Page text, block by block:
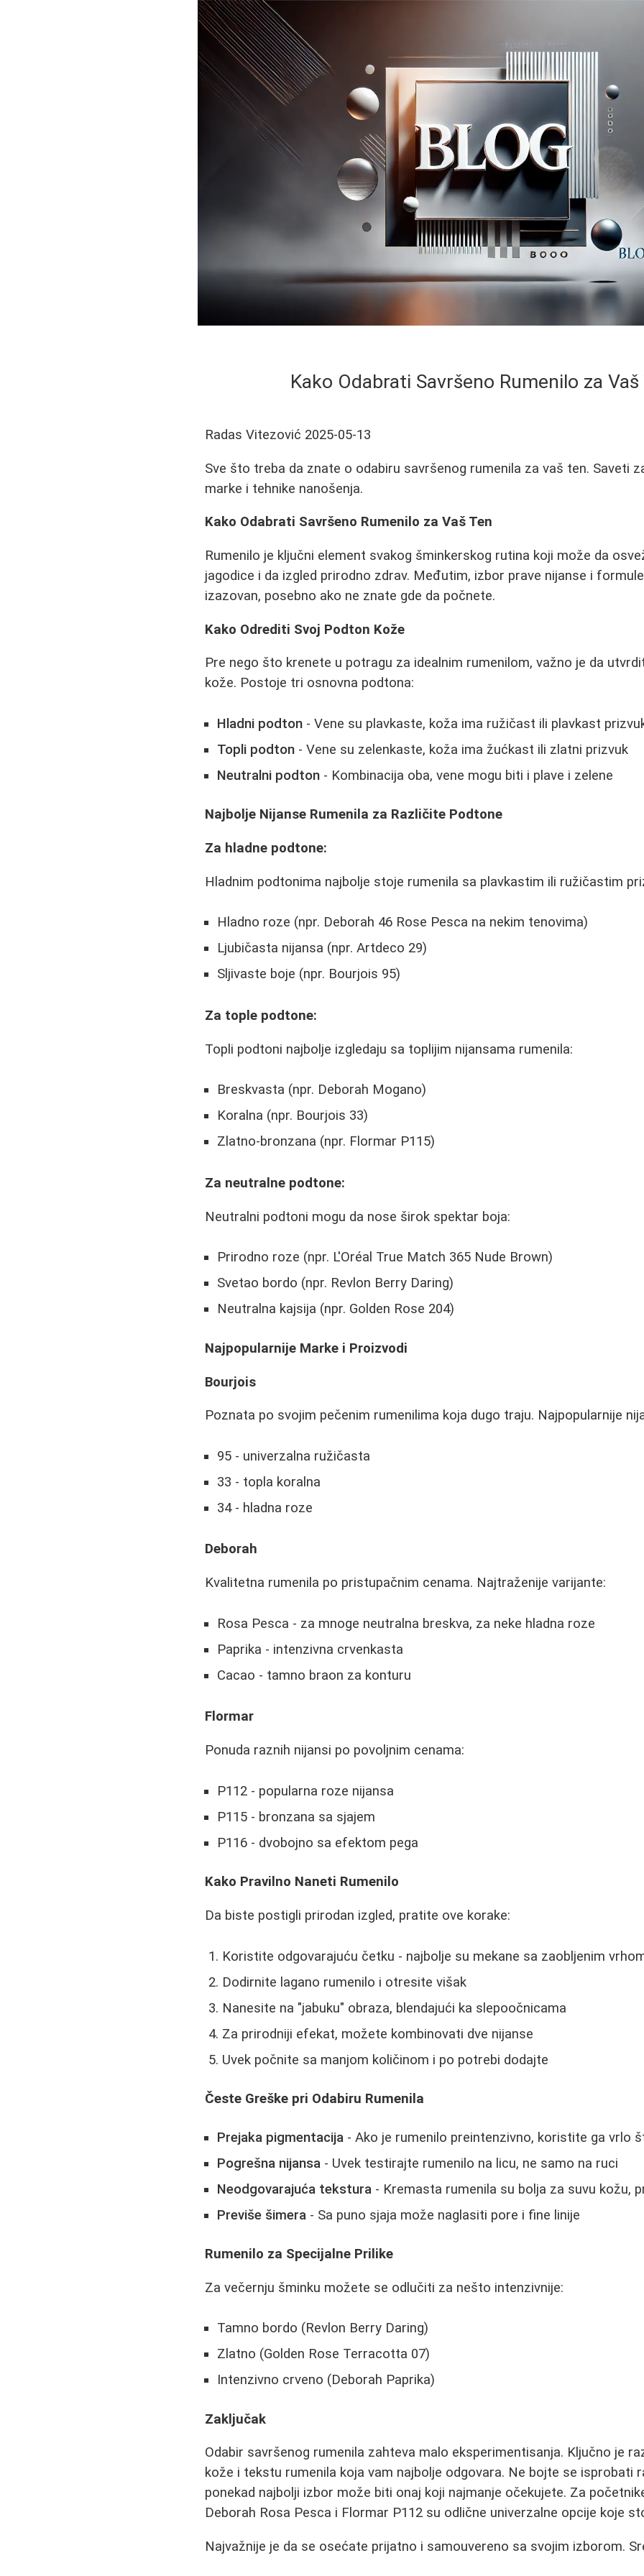
Kako Odabrati Savršeno Rumenilo za Vaš
Radas Vitezović 2025-05-13
Sve što treba da znate o odabiru savršenog rumenila za vaš ten. Saveti
marke i tehnike nanošenja.
Kako Odabrati Savršeno Rumenilo za Vaš Ten
Rumenilo je ključni element svakog šminkerskog rutina koji može da
jagodice i da izgled prirodno zdrav. Međutim, izbor prave nijanse i
izazovan, posebno ako ne znate gde da počnete.
Kako Odrediti Svoj Podton Kože
Pre nego što krenete u potragu za idealnim rumenilom, važno je da
kože. Postoje tri osnovna podtona:
Hladni podton - Vene su plavkaste, koža ima ružičast ili plavkast
Topli podton - Vene su zelenkaste, koža ima žućkast ili zlatni prizvuk
Neutralni podton - Kombinacija oba, vene mogu biti i plave i zelene
Najbolje Nijanse Rumenila za Različite Podtone
Za hladne podtone:
Hladnim podtonima najbolje stoje rumenila sa plavkastim ili ružičastim
Hladno roze (npr. Deborah 46 Rose Pesca na nekim tenovima)
Ljubičasta nijansa (npr. Artdeco 29)
Sljivaste boje (npr. Bourjois 95)
Za tople podtone:
Topli podtoni najbolje izgledaju sa toplijim nijansama rumenila:
Breskvasta (npr. Deborah Mogano)
Koralna (npr. Bourjois 33)
Zlatno-bronzana (npr. Flormar P115)
Za neutralne podtone:
Neutralni podtoni mogu da nose širok spektar boja:
Prirodno roze (npr. L'Oréal True Match 365 Nude Brown)
Svetao bordo (npr. Revlon Berry Daring)
Neutralna kajsija (npr. Golden Rose 204)
Najpopularnije Marke i Proizvodi
Bourjois
Poznata po svojim pečenim rumenilima koja dugo traju. Najpopularnije
95 - univerzalna ružičasta
33 - topla koralna
34 - hladna roze
Deborah
Kvalitetna rumenila po pristupačnim cenama. Najtraženije varijante:
Rosa Pesca - za mnoge neutralna breskva, za neke hladna roze
Paprika - intenzivna crvenkasta
Cacao - tamno braon za konturu
Flormar
Ponuda raznih nijansi po povoljnim cenama:
P112 - popularna roze nijansa
P115 - bronzana sa sjajem
P116 - dvobojno sa efektom pega
Kako Pravilno Naneti Rumenilo
Da biste postigli prirodan izgled, pratite ove korake:
Koristite odgovarajuću četku - najbolje su mekane sa zaobljenim
Dodirnite lagano rumenilo i otresite višak
Nanesite na "jabuku" obraza, blendajući ka slepoočnicama
Za prirodniji efekat, možete kombinovati dve nijanse
Uvek počnite sa manjom količinom i po potrebi dodajte
Česte Greške pri Odabiru Rumenila
Prejaka pigmentacija - Ako je rumenilo preintenzivno, koristite ga vrlo
Pogrešna nijansa - Uvek testirajte rumenilo na licu, ne samo na ruci
Neodgovarajuća tekstura - Kremasta rumenila su bolja za suvu kožu,
Previše šimera - Sa puno sjaja može naglasiti pore i fine linije
Rumenilo za Specijalne Prilike
Za večernju šminku možete se odlučiti za nešto intenzivnije:
Tamno bordo (Revlon Berry Daring)
Zlatno (Golden Rose Terracotta 07)
Intenzivno crveno (Deborah Paprika)
Zaključak
Odabir savršenog rumenila zahteva malo eksperimentisanja. Ključno je
kože i tekstu rumenila koja vam najbolje odgovara. Ne bojte se isprobati
ponekad najbolji izbor može biti onaj koji najmanje očekujete. Za
Deborah Rosa Pesca i Flormar P112 su odlične univerzalne opcije koje
Najvažnije je da se osećate prijatno i samouvereno sa svojim izborom.